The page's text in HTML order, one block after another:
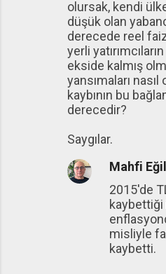
olursak, kendi
düşük olan
derecede reel
yerli
ekside kalmış
yansımaları
kaybının bu
derecedir?
Saygılar.
Mahfi
2015'de
kaybettiği
misliyle
kaybetti.